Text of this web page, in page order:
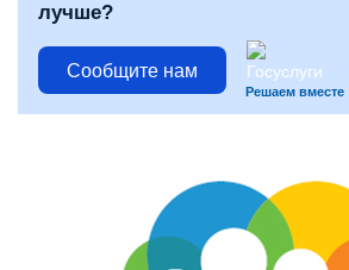
лучше?
Сообщите нам
Решаем вместе